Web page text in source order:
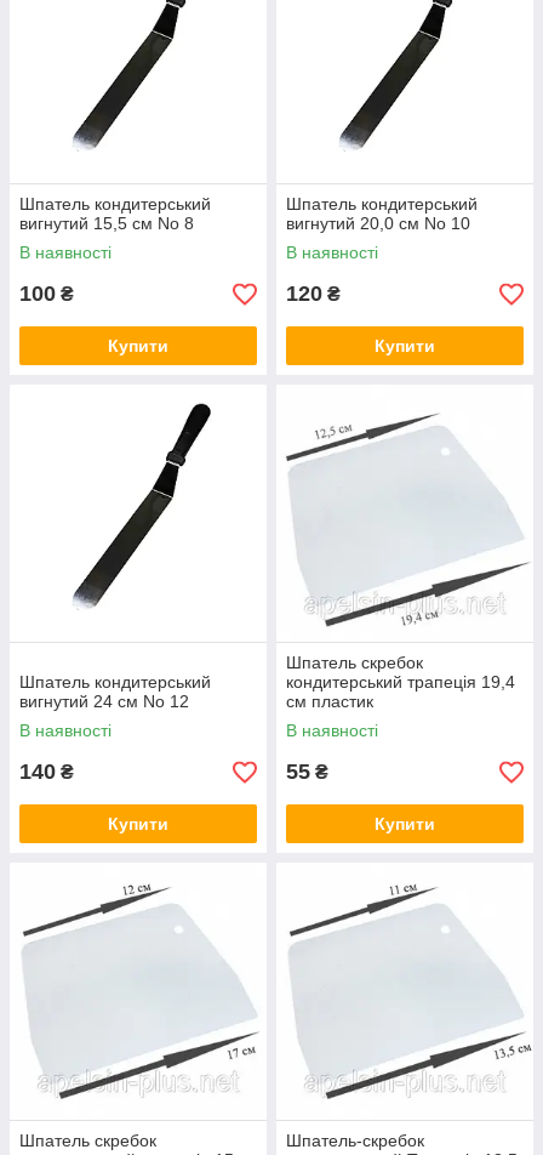
Шпатель кондитерський
вигнутий 15,5 см No 8
В наявності
100 ₴
Купити
Шпатель кондитерський
вигнутий 20,0 см No 10
В наявності
120 ₴
Купити
Шпатель кондитерський
вигнутий 24 см No 12
В наявності
140 ₴
Купити
Шпатель скребок
кондитерський трапеція 19,4
см пластик
В наявності
55 ₴
Купити
Шпатель скребок
Шпатель-скребок